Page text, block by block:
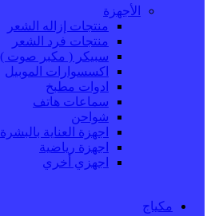
الأجهزة
منتجات إزاله الشعر
منتجات فرد الشعر
سبيكر ( مكبر صوت )
اكسسوارات الموبيل
ادوات مطبخ
سماعات هاتف
شواحن
اجهزة العناية بالبشرة
اجهزة رياضية
اجهزي أخري
مكياج